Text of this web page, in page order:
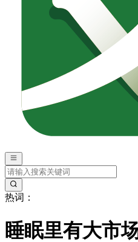
热词：
睡眠里有大市